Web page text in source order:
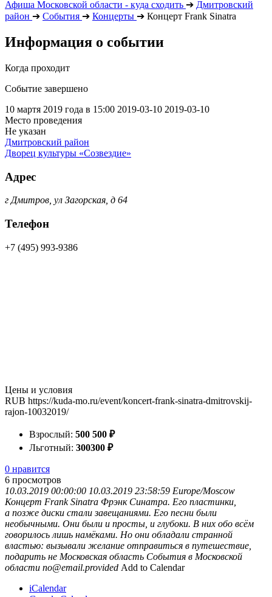
Афиша Московской области - куда сходить ➔ Дмитровский
район ➔ События ➔ Концерты ➔ Концерт Frank Sinatra
Информация о событии
Когда проходит
Событие завершено
10 мартя 2019 года в 15:00 2019-03-10 2019-03-10
Место проведения
Не указан
Дмитровский район
Дворец культуры «Созвездие»
Адрес
г Дмитров, ул Загорская, д 64
Телефон
+7 (495) 993-9386
Цены и условия
RUB https://kuda-mo.ru/event/koncert-frank-sinatra-dmitrovskij-
rajon-10032019/
Взрослый: 500 500 ₽
Льготный: 300300 ₽
0 нравится
6 просмотров
10.03.2019 00:00:00 10.03.2019 23:58:59 Europe/Moscow
Концерт Frank Sinatra Фрэнк Синатра. Его пластинки,
а позже диски стали завещаниями. Его песни были
необычными. Они были и просты, и глубоки. В них обо всём
говорилось лишь намёками. Но они обладали странной
властью: вызывали желание отправиться в путешествие,
подарить не Московская область События в Московской
области no@email.provided Add to Calendar
iCalendar